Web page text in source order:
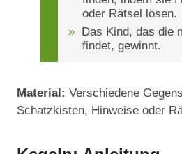
oder Rätsel lösen.
Das Kind, das die
findet, gewinnt.
Material: Verschiedene
Schatzkisten, Hinweise oder